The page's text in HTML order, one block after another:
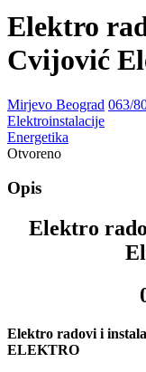
Elektro
Cvijović
Mirjevo Beograd 063/
Elektroinstalacije
Energetika
Otvoreno
Opis
Elektro
Elektro radovi i
ELEKTRO